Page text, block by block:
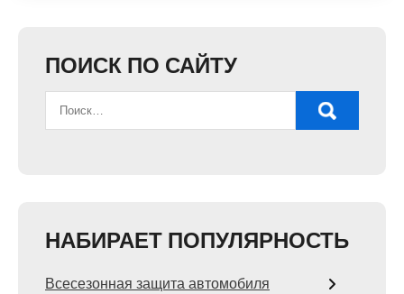
ПОИСК ПО САЙТУ
НАБИРАЕТ ПОПУЛЯРНОСТЬ
Всесезонная защита автомобиля